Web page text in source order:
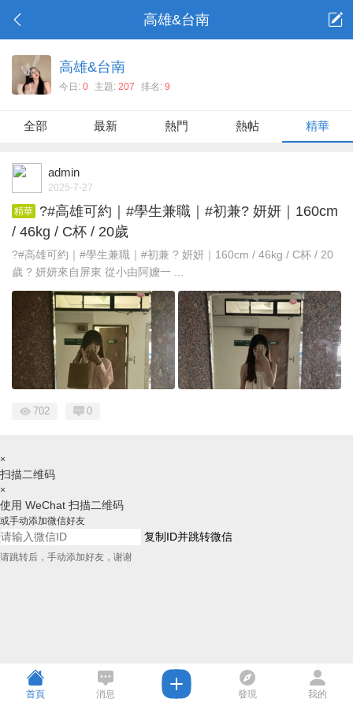
高雄&台南
高雄&台南
今日: 0 主題: 207 排名: 9
全部 最新 熱門 熱帖 精華
admin
2025-7-27
精華
?#高雄可約｜#學生兼職｜#初兼? 妍妍｜160cm
/ 46kg / C杯 / 20歲
?#高雄可約｜#學生兼職｜#初兼 ? 妍妍｜160cm / 46kg / C杯 / 20
歲 ? 妍妍來自屏東 從小由阿嬤一 ...
702 0
×
扫描二维码
×
使用 WeChat 扫描二维码
或手动添加微信好友
复制ID并跳转微信
请跳转后，手动添加好友，谢谢
首頁 消息 發現 我的